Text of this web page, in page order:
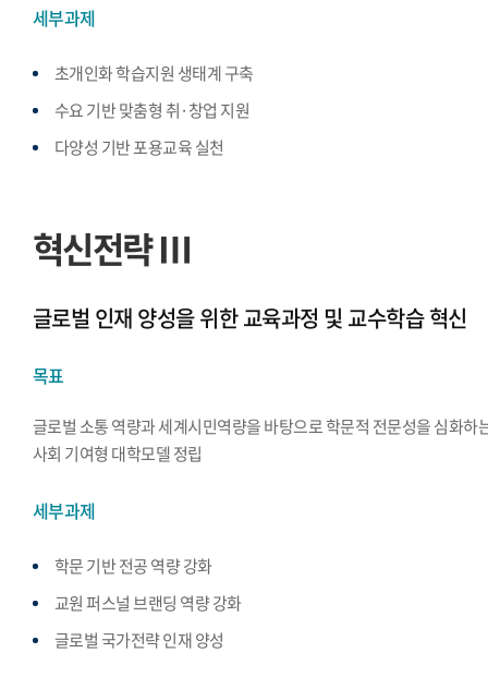
세부과제
초개인화 학습지원 생태계 구축
수요 기반 맞춤형 취·창업 지원
다양성 기반 포용교육 실천
혁신전략 Ⅲ
글로벌 인재 양성을 위한 교육과정 및 교수학습 혁신
목표
글로벌 소통 역량과 세계시민역량을 바탕으로 학문적 전문성을 심화하
사회 기여형 대학모델 정립
세부과제
학문 기반 전공 역량 강화
교원 퍼스널 브랜딩 역량 강화
글로벌 국가전략 인재 양성